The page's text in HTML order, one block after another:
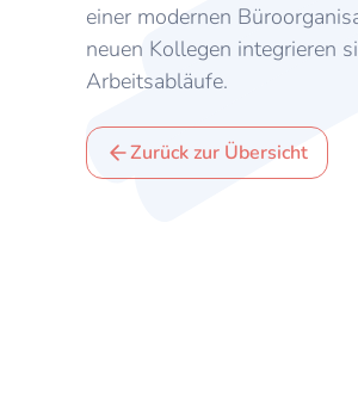
einer modernen
neuen Kollegen integrieren
Arbeitsabläufe.
Zurück zur Übersicht